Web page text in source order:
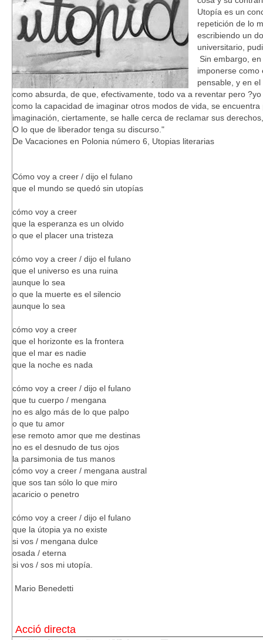
Utopía es un
repetición de lo
escribiendo un
universitario,
Sin embargo,
imponerse como
pensable, y en
como absurda, de que, efectivamente, todo va a reventar pero
como la capacidad de imaginar otros modos de vida, se
imaginación, ciertamente, se halle cerca de reclamar sus
O lo que de liberador tenga su discurso."
De Vacaciones en Polonia número 6, Utopias literarias
Cómo voy a creer / dijo el fulano
que el mundo se quedó sin utopías
cómo voy a creer
que la esperanza es un olvido
o que el placer una tristeza
cómo voy a creer / dijo el fulano
que el universo es una ruina
aunque lo sea
o que la muerte es el silencio
aunque lo sea
cómo voy a creer
que el horizonte es la frontera
que el mar es nadie
que la noche es nada
cómo voy a creer / dijo el fulano
que tu cuerpo / mengana
no es algo más de lo que palpo
o que tu amor
ese remoto amor que me destinas
no es el desnudo de tus ojos
la parsimonia de tus manos
cómo voy a creer / mengana austral
que sos tan sólo lo que miro
acaricio o penetro
cómo voy a creer / dijo el fulano
que la útopia ya no existe
si vos / mengana dulce
osada / eterna
si vos / sos mi utopía.
Mario Benedetti
Acció directa